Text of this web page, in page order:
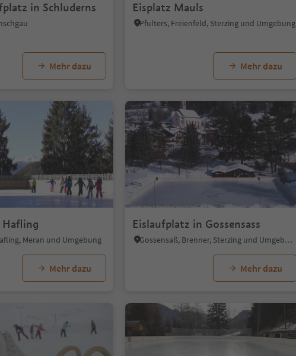
in Schluderns
Mehr dazu
Eisplatz Mauls
Pfulters, Freienfeld, Sterzing und Umgebung
Mehr dazu
Hafling
Meran und Umgebung
Mehr dazu
Eislaufplatz in Gossensass
Gossensaß, Brenner, Sterzing und Umgebung
Mehr dazu